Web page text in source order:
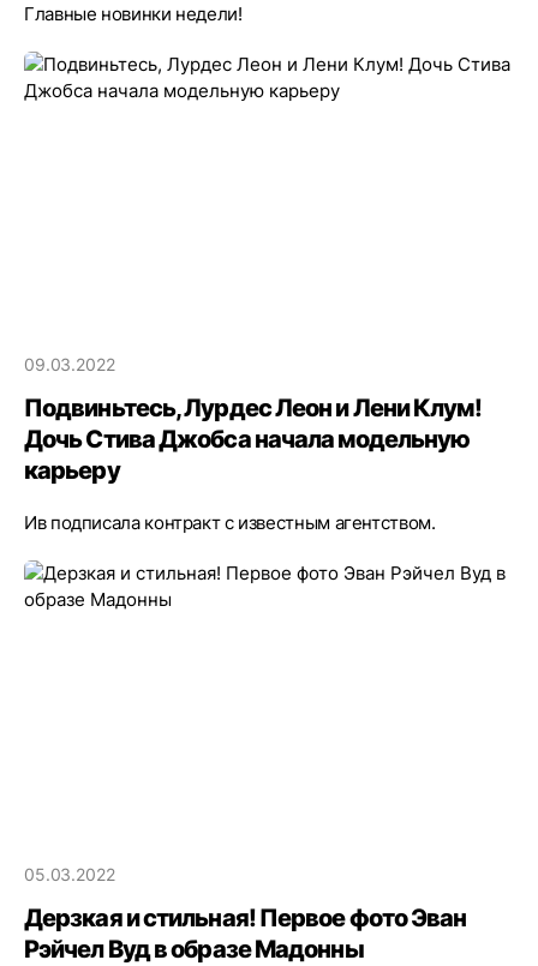
Главные новинки недели!
09.03.2022
Подвиньтесь, Лурдес Леон и Лени Клум!
Дочь Стива Джобса начала модельную
карьеру
Ив подписала контракт с известным агентством.
05.03.2022
Дерзкая и стильная! Первое фото Эван
Рэйчел Вуд в образе Мадонны